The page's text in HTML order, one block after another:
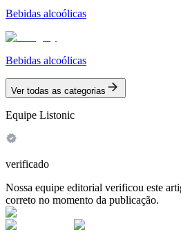
Bebidas alcoólicas
Bebidas alcoólicas
Ver todas as categorias
Equipe Listonic
verificado
Nossa equipe editorial verificou este
correto no momento da publicação.